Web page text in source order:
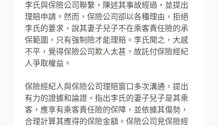
李氏與保險公司聯繫，陳述其事故經過，並提出
理賠申請。然而，保險公司卻以各種理由，拒絕
李氏的要求，說其妻子兒子不在乘客責任險的承
保範圍，只有強制險才能理賠。李氏聞之，大感
不平，覺得保險公司欺人太甚，故託付保險經紀
人爭取權益。
保險經紀人與保險公司理賠窗口多次溝通，提出
有力的證據和論證，指出李氏的妻子兒子是其乘
客，應享有乘客責任險的保障，並依據其傷勢，
合理計算其應得的保險金額。保險公司見保險經